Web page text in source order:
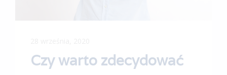
Czy warto zdecydować